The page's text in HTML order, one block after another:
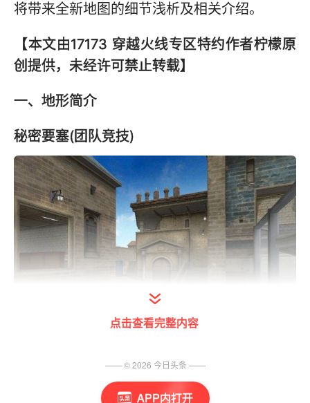
APP内打开
将带来全新地图的细节浅析及相关介绍。
【本文由17173 穿越火线专区特约作者柠檬原
创提供，未经许可禁止转载】
一、地形简介
秘密要塞(团队竞技)
点击查看完整内容
—— ©2026 今日头条 ——